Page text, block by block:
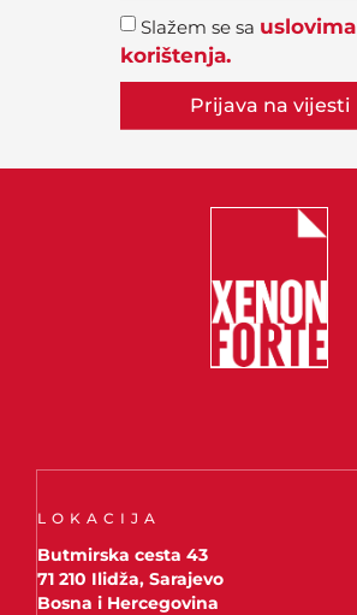
Slažem se sa uslovima
korištenja.
Prijava na vijesti
LOKACIJA
Butmirska cesta 43
71 210 Ilidža, Sarajevo
Bosna i Hercegovina